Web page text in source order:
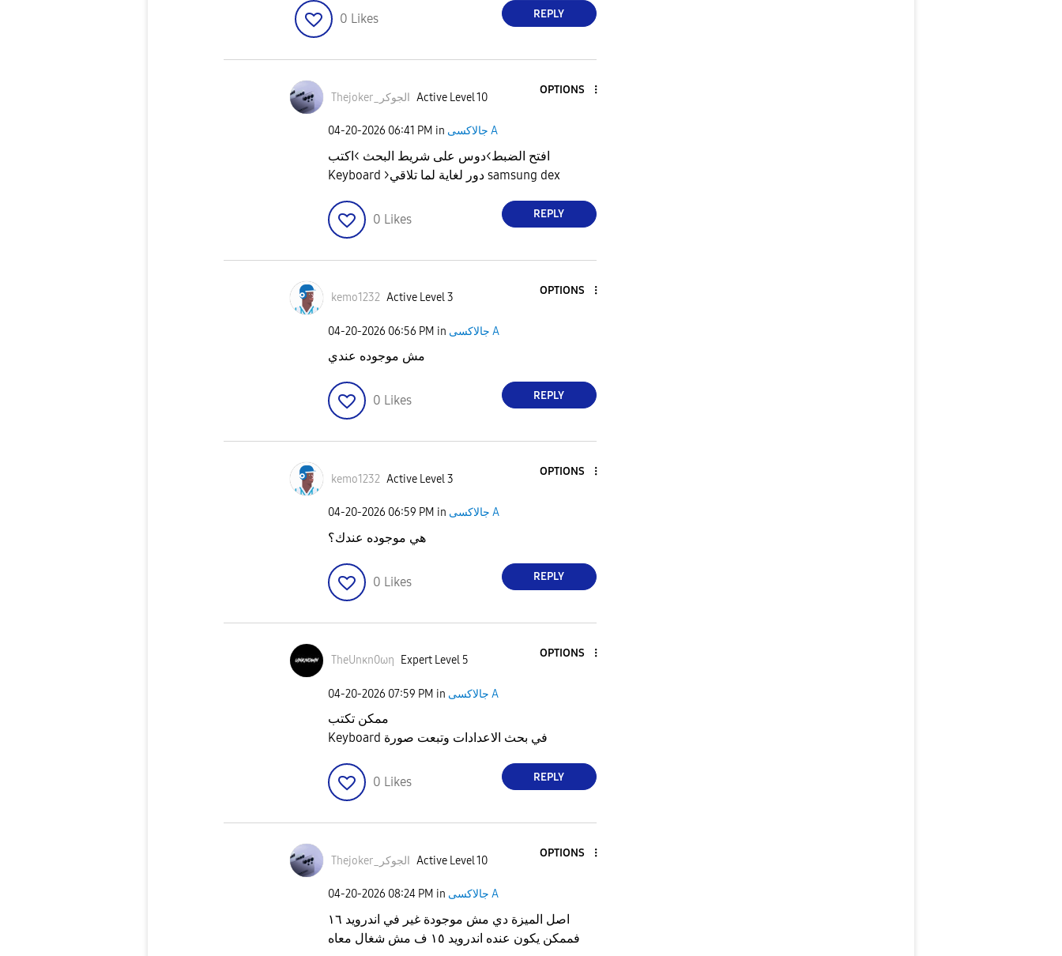
0 Likes REPLY
Thejoker_الجوكر Active Level 10
OPTIONS
‎04-20-2026 06:41 PM in جالاكسى A
افتح الضبط>دوس على شريط البحث >اكتب
Keyboard >دور لغاية لما تلاقي samsung dex
0 Likes REPLY
kemo1232 Active Level 3
OPTIONS
‎04-20-2026 06:56 PM in جالاكسى A
مش موجوده عندي
0 Likes REPLY
kemo1232 Active Level 3
OPTIONS
‎04-20-2026 06:59 PM in جالاكسى A
هي موجوده عندك؟
0 Likes REPLY
TheUnκn0ωη Expert Level 5
OPTIONS
‎04-20-2026 07:59 PM in جالاكسى A
ممكن تكتب
Keyboard في بحث الاعدادات وتبعت صورة
0 Likes REPLY
Thejoker_الجوكر Active Level 10
OPTIONS
‎04-20-2026 08:24 PM in جالاكسى A
اصل الميزة دي مش موجودة غير في اندرويد ١٦
فممكن يكون عنده اندرويد ١٥ ف مش شغال معاه